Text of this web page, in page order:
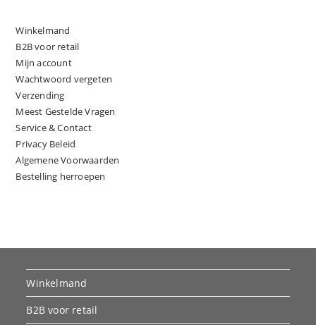
Winkelmand
B2B voor retail
Mijn account
Wachtwoord vergeten
Verzending
Meest Gestelde Vragen
Service & Contact
Privacy Beleid
Algemene Voorwaarden
Bestelling herroepen
Winkelmand
B2B voor retail